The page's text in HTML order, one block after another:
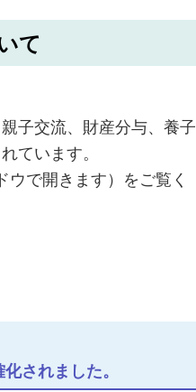
て
子交流、財産分与、養子
ています。
ウで開きます）をご覧く
されました。